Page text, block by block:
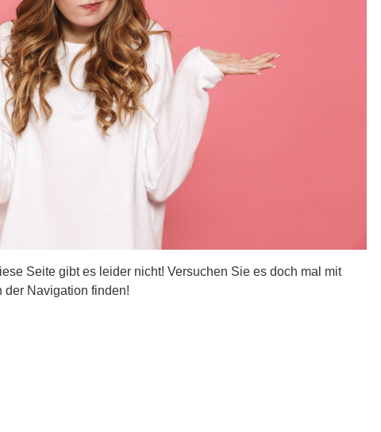
Seite gibt es leider nicht! Versuchen Sie es doch mal mit
der Navigation finden!